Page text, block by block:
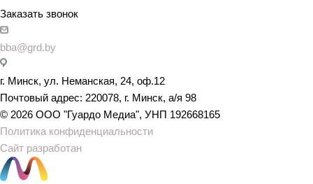
Заказать звонок
bba@grd.by
г. Минск, ул. Неманская, 24, оф.12
Почтовый адрес: 220078, г. Минск, а/я 98
© 2026 ООО "Гуардо Медиа", УНП 192668165
Политика конфиденциальности
Сайт разработан